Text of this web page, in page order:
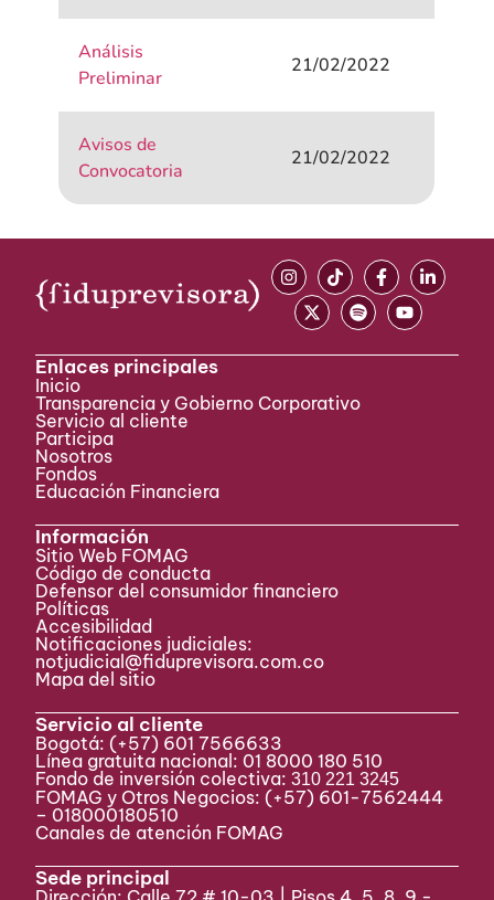
Análisis
Preliminar
21/02/2022
Avisos de
Convocatoria
21/02/2022
Enlaces principales
Inicio
Transparencia y Gobierno Corporativo
Servicio al cliente
Participa ​
Nosotros
Fondos
Educación Financiera
Información
Sitio Web FOMAG
Código de conducta
Defensor del consumidor financiero
Políticas
Accesibilidad
Notificaciones judiciales:
notjudicial@fiduprevisora.com.co
Mapa del sitio
Servicio al cliente
Bogotá: (+57) 601 7566633
Línea gratuita nacional: 01 8000 180 510
Fondo de inversión colectiva:310 221 3245
FOMAG y Otros Negocios: (+57) 601-7562444
– 018000180510
Canales de atención FOMAG
Sede principal